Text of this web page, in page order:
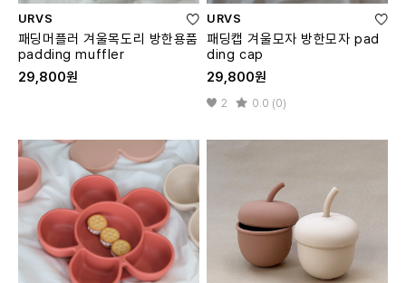
URVS
패딩머플러 겨울목도리 방한용품
padding muffler
29,800원
URVS
패딩캡 겨울모자 방한모자 pad
ding cap
29,800원
2 0.0 (0)